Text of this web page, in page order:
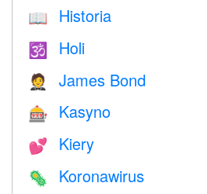
📖 Historia
🕉 Holi
🤵 James Bond
🎰 Kasyno
💕 Kiery
🦠 Koronawirus